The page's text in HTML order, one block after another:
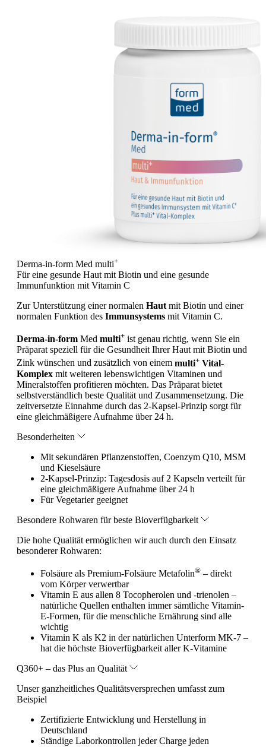
Derma-in-form Med multi+
Für eine gesunde Haut mit Biotin und eine gesunde
Immunfunktion mit Vitamin C
Zur Unterstützung einer normalen Haut mit Biotin und einer
normalen Funktion des Immunsystems mit Vitamin C.
Derma-in-form Med multi+ ist genau richtig, wenn Sie ein
Präparat speziell für die Gesundheit Ihrer Haut mit Biotin und
Zink wünschen und zusätzlich von einem multi+ Vital-
Komplex mit weiteren lebenswichtigen Vitaminen und
Mineralstoffen profitieren möchten. Das Präparat bietet
selbstverständlich beste Qualität und Zusammensetzung. Die
zeitversetzte Einnahme durch das 2-Kapsel-Prinzip sorgt für
eine gleichmäßigere Aufnahme über 24 h.
Besonderheiten
Mit sekundären Pflanzenstoffen, Coenzym Q10, MSM
und Kieselsäure
2-Kapsel-Prinzip: Tagesdosis auf 2 Kapseln verteilt für
eine gleichmäßigere Aufnahme über 24 h
Für Vegetarier geeignet
Besondere Rohwaren für beste Bioverfügbarkeit
Die hohe Qualität ermöglichen wir auch durch den Einsatz
besonderer Rohwaren:
Folsäure als Premium-Folsäure Metafolin® – direkt
vom Körper verwertbar
Vitamin E aus allen 8 Tocopherolen und -trienolen –
natürliche Quellen enthalten immer sämtliche Vitamin-
E-Formen, für die menschliche Ernährung sind alle
wichtig
Vitamin K als K2 in der natürlichen Unterform MK-7 –
hat die höchste Bioverfügbarkeit aller K-Vitamine
Q360+ – das Plus an Qualität
Unser ganzheitliches Qualitätsversprechen umfasst zum
Beispiel
Zertifizierte Entwicklung und Herstellung in
Deutschland
Ständige Laborkontrollen jeder Charge jeden